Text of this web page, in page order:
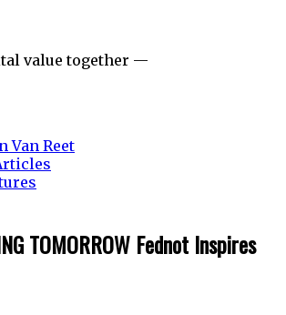
value together —
Van Reet
TOMORROW Fednot Inspires